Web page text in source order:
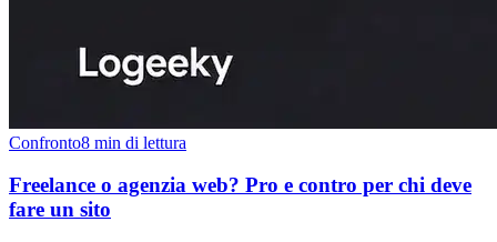
Confronto8 min di lettura
Freelance o agenzia web? Pro e contro per chi deve
fare un sito